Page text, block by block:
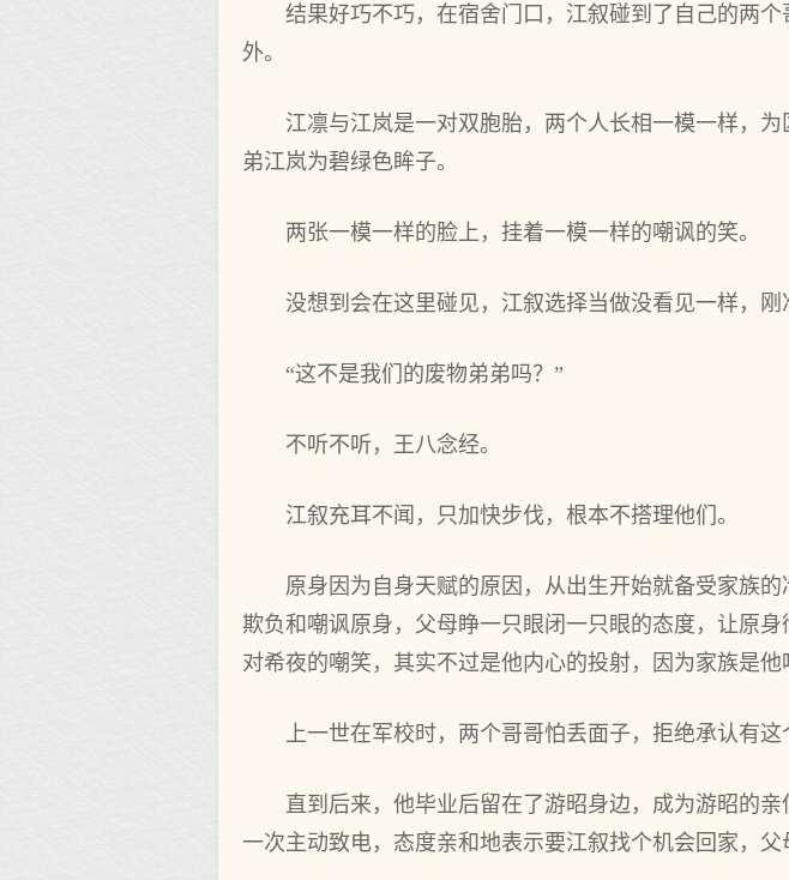
结果好巧不巧，在宿舍门口，江叙碰到了自己的两
外。
江凛与江岚是一对双胞胎，两个人长相一模一样，
弟江岚为碧绿色眸子。
两张一模一样的脸上，挂着一模一样的嘲讽的笑。
没想到会在这里碰见，江叙选择当做没看见一样，
“这不是我们的废物弟弟吗？”
不听不听，王八念经。
江叙充耳不闻，只加快步伐，根本不搭理他们。
原身因为自身天赋的原因，从出生开始就备受家族
欺负和嘲讽原身，父母睁一只眼闭一只眼的态度，让原
对希夜的嘲笑，其实不过是他内心的投射，因为家族是
上一世在军校时，两个哥哥怕丢面子，拒绝承认有这
直到后来，他毕业后留在了游昭身边，成为游昭的
一次主动致电，态度亲和地表示要江叙找个机会回家，父